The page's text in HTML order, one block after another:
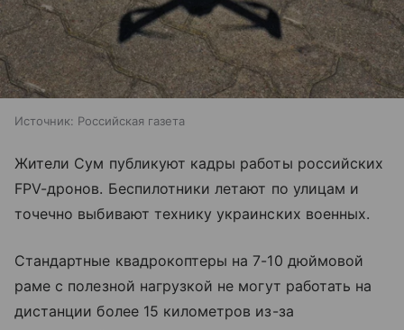
Источник: Российская газета
Жители Сум публикуют кадры работы российских
FPV-дронов. Беспилотники летают по улицам и
точечно выбивают технику украинских военных.
Стандартные квадрокоптеры на 7-10 дюймовой
раме с полезной нагрузкой не могут работать на
дистанции более 15 километров из-за